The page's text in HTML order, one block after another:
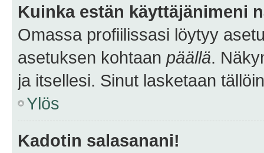
Kuinka estän käyttäjänimeni
Omassa profiilissasi löytyy
asetuksen kohtaan päällä.
ja itsellesi. Sinut lasketaan
Ylös
Kadotin salasanani!